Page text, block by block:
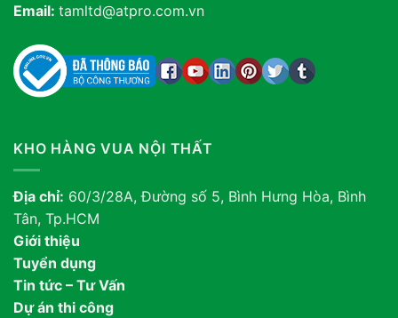
Email: tamltd@atpro.com.vn
KHO HÀNG VUA NỘI THẤT
Địa chỉ: 60/3/28A, Đường số 5, Bình Hưng Hòa, Bình
Tân, Tp.HCM
Giới thiệu
Tuyển dụng
Tin tức – Tư Vấn
Dự án thi công